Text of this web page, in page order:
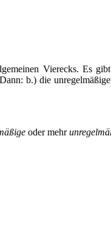
Vierecks. Es
b.) die
oder mehr